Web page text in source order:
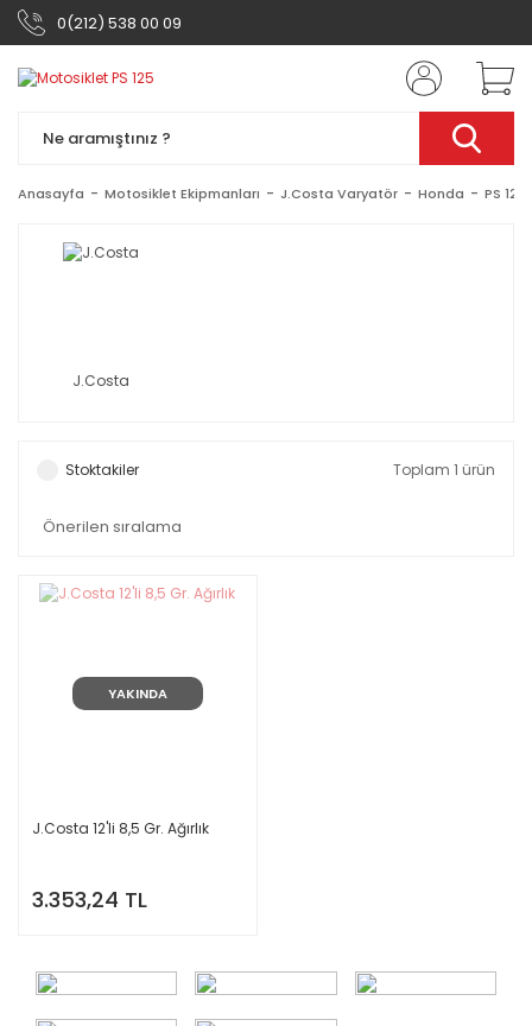
0(212) 538 00 09
Anasayfa Motosiklet Ekipmanları J.Costa Varyatör Honda PS 125
J.Costa
Stoktakiler Toplam 1 ürün
YAKINDA
J.Costa 12'li 8,5 Gr. Ağırlık
3.353,24 TL